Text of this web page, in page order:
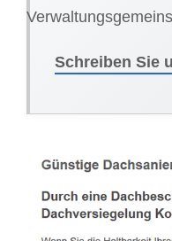
Schreiben Sie